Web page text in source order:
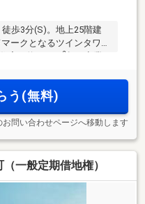
歩3分(S)。地上25階建
ークとなるツインタワー
2
分、直線約2.3km圏(N)・
う(無料)
お問い合わせページへ移動します
一般定期借地権）